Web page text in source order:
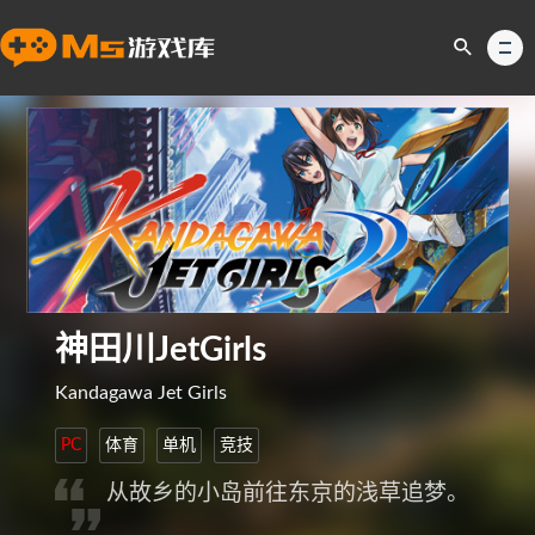
神田川JetGirls
Kandagawa Jet Girls
PC 体育 单机 竞技
从故乡的小岛前往东京的浅草追梦。